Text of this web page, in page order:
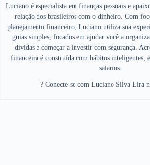
Luciano é especialista em finanças pessoais e
relação dos brasileiros com o dinheiro. Com
planejamento financeiro, Luciano utiliza sua
guias simples, focados em ajudar você a
dívidas e começar a investir com segurança.
financeira é construída com hábitos inteligentes,
salários.
? Conecte-se com Luciano Silva Lira